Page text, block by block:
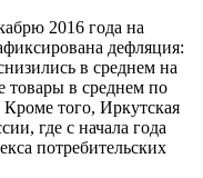
2016 года на
дефляция:
в среднем на
товары в среднем по
того, Иркутская
где с начала года
потребительских